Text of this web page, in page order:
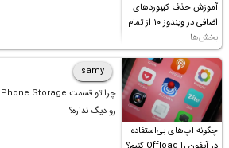
آموزش حذف کیبوردهای
اضافی در ویندوز ۱۰ از تمام
بخش‌ها
چگونه اپ‌های بی‌استفاده
samy
رو دیگ نداره؟